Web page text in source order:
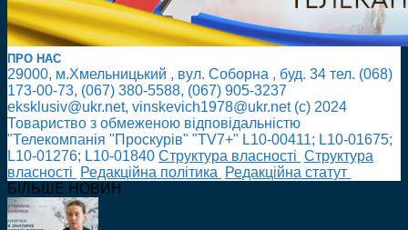
ПРО НАС
29000, м.Хмельницький , вул. Соборна , буд. 34 тел. (068)
173-00-73, (067) 380-5588, (067) 905-3237
eksklusiv@ukr.net, vinskevich1978@ukr.net (с) 2024
Товариство з обмеженою відповідальністю
"Телекомпанія "Проскурів" "TV7+" L10-00411; L10-01675;
L10-01276; L10-01840 Cтруктура власності Cтруктура
власності
Редакційна політика
Редакційна статут
БІЛЬШЕ НОВИН